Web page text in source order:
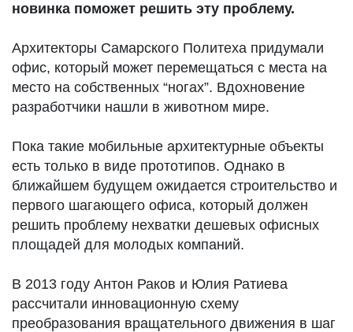
новинка поможет решить эту проблему.
Архитекторы Самарского Политеха придумали
офис, который может перемещаться с места на
место на собственных “ногах”. Вдохновение
разработчики нашли в животном мире.
Пока такие мобильные архитектурные объекты
есть только в виде прототипов. Однако в
ближайшем будущем ожидается строительство и
первого шагающего офиса, который должен
решить проблему нехватки дешевых офисных
площадей для молодых компаний.
В 2013 году Антон Раков и Юлия Ратиева
рассчитали инновационную схему
преобразования вращательного движения в шаг